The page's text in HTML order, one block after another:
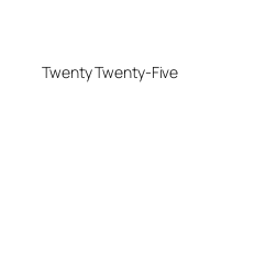
Twenty Twenty-Five